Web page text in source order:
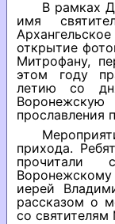
В рамках
имя
открытие
Митрофану,
этом году
летию со
прославления
прихода.
прочитали
иерей
рассказом о
со